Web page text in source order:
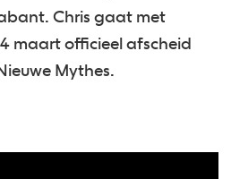
Chris gaat met
maart officieel afscheid
Mythes.